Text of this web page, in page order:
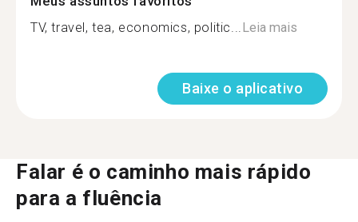
TV, travel, tea, economics, politic... Leia mais
Baixe o aplicativo
Falar é o caminho mais rápido
para a fluência